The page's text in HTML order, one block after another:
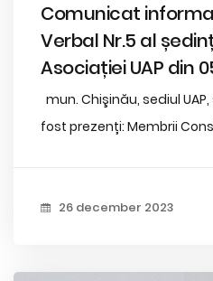
Comunicat
Verbal Nr.5 al
Asociației UAP din
mun. Chişinău, sediul
fost prezenți: Membrii
26 december 2023